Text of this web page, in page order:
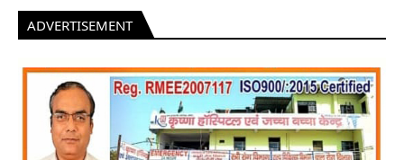
ADVERTISEMENT